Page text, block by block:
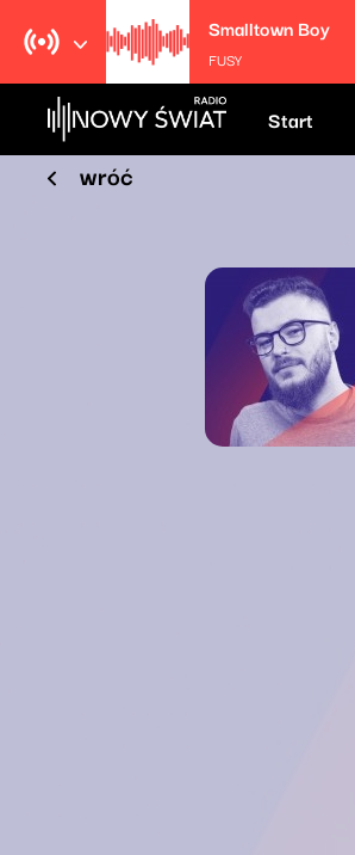
Smalltown Boy
FUSY
Start
wróć